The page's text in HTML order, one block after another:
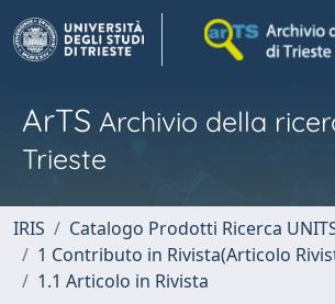
ArTS Archivio della
Trieste
IRIS
Catalogo Prodotti Ricerca
1 Contributo in Rivista(Articolo
1.1 Articolo in Rivista